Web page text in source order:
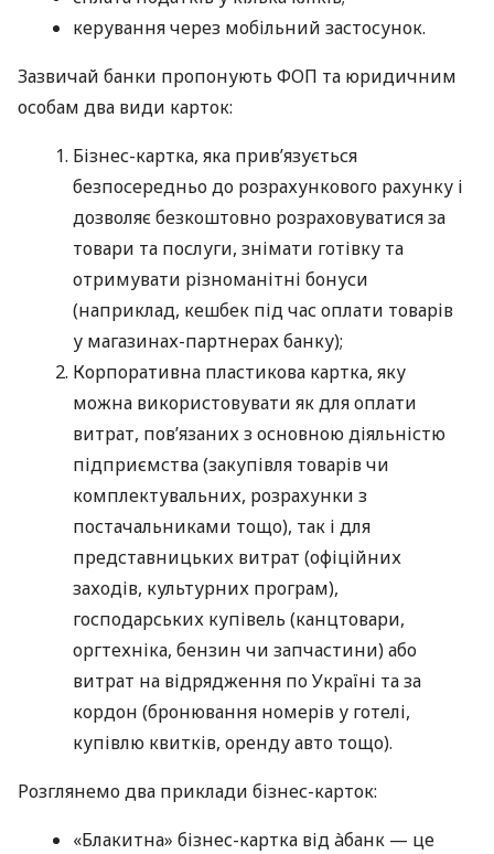
керування через мобільний застосунок.
Зазвичай банки пропонують ФОП та юридичним
особам два види карток:
Бізнес-картка, яка прив’язується
безпосередньо до розрахункового рахунку і
дозволяє безкоштовно розраховуватися за
товари та послуги, знімати готівку та
отримувати різноманітні бонуси
(наприклад, кешбек під час оплати товарів
у магазинах-партнерах банку);
Корпоративна пластикова картка, яку
можна використовувати як для оплати
витрат, пов’язаних з основною діяльністю
підприємства (закупівля товарів чи
комплектувальних, розрахунки з
постачальниками тощо), так і для
представницьких витрат (офіційних
заходів, культурних програм),
господарських купівель (канцтовари,
оргтехніка, бензин чи запчастини) або
витрат на відрядження по Україні та за
кордон (бронювання номерів у готелі,
купівлю квитків, оренду авто тощо).
Розглянемо два приклади бізнес-карток:
«Блакитна» бізнес-картка від àбанк — це